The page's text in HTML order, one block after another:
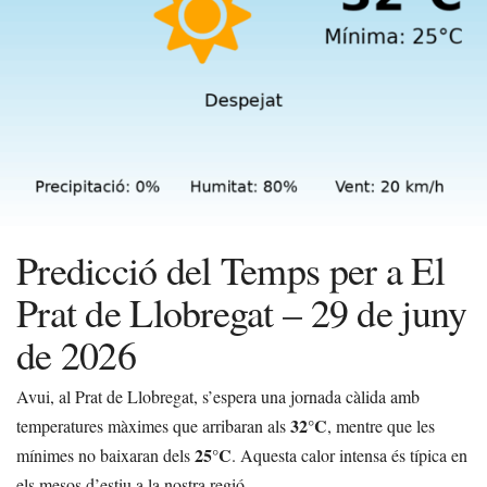
Predicció del Temps per a El
Prat de Llobregat – 29 de juny
de 2026
Avui, al Prat de Llobregat, s’espera una jornada càlida amb
temperatures màximes que arribaran als32°C, mentre que les
mínimes no baixaran dels25°C. Aquesta calor intensa és típica en